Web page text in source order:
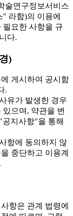
술연구정보서비스
라함)의 이용에
필요한 사항을 규
다.
)
게시하여 공시함
.
유가 발생한 경우
으며, 약관을 변
지사항"을 통해
항에 동의하지 않
중단하고 이용계
항은 관계 법령에